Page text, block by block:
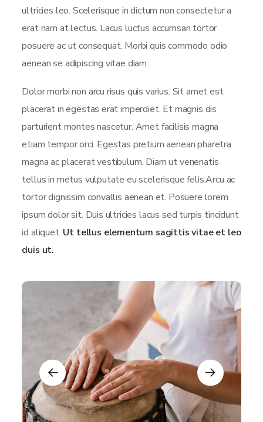
ultricies leo. Scelerisque in dictum non consectetur a
erat nam at lectus. Lacus luctus accumsan tortor
posuere ac ut consequat. Morbi quis commodo odio
aenean se adipiscing vitae diam.
Dolor morbi non arcu risus quis varius. Sit amet est
placerat in egestas erat imperdiet. Et magnis dis
parturient montes nascetur. Amet facilisis magna
etiam tempor orci. Egestas pretium aenean pharetra
magna ac placerat vestibulum. Diam ut venenatis
tellus in metus vulputate eu scelerisque felis.Arcu ac
tortor dignissim convallis aenean et. Posuere lorem
ipsum dolor sit. Duis ultricies lacus sed turpis tincidunt
id aliquet. Ut tellus elementum sagittis vitae et leo
duis ut.